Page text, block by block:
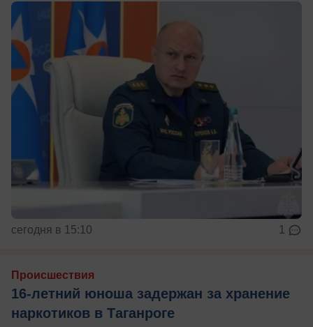
сегодня в 15:10 1
Происшествия
16-летний юноша задержан за хранение
наркотиков в Таганроге